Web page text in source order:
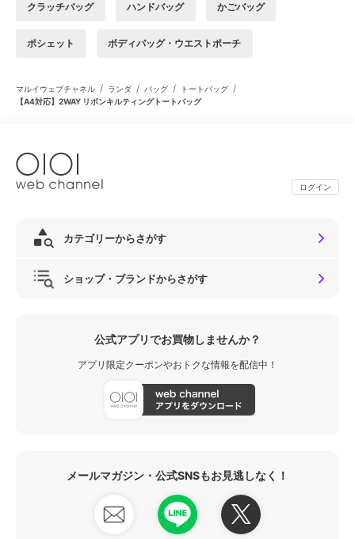
クラッチバッグ ハンドバッグ かごバッグ
ポシェット ボディバッグ・ウエストポーチ
マルイウェブチャネル / ランダ / バッグ / トートバッグ /
【A4対応】2WAY リボンキルティングトートバッグ
ログイン
カテゴリーからさがす
ショップ・ブランドからさがす
公式アプリでお買物しませんか？
アプリ限定クーポンやおトクな情報を配信中！
メールマガジン・公式SNSもお見逃しなく！